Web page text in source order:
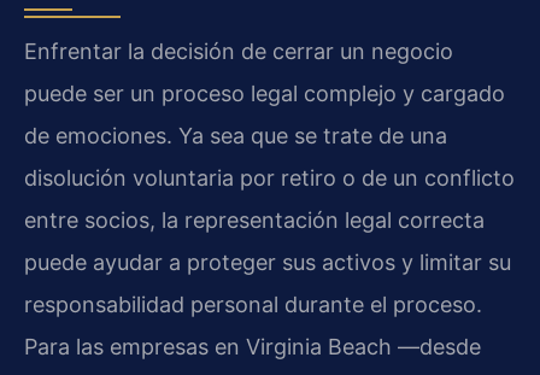
Enfrentar la decisión de cerrar un negocio
puede ser un proceso legal complejo y cargado
de emociones. Ya sea que se trate de una
disolución voluntaria por retiro o de un conflicto
entre socios, la representación legal correcta
puede ayudar a proteger sus activos y limitar su
responsabilidad personal durante el proceso.
Para las empresas en Virginia Beach —desde